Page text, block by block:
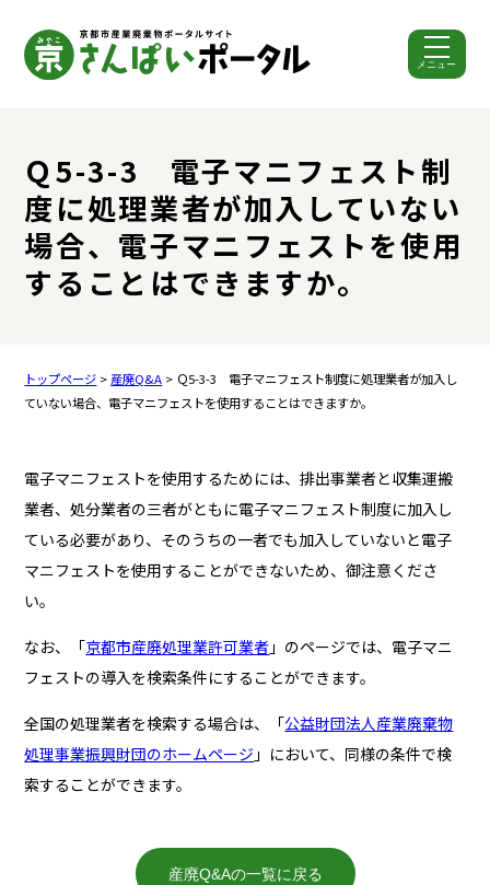
メニュー
Ｑ5-3-3 電子マニフェスト制
度に処理業者が加入していない
場合、電子マニフェストを使用
することはできますか。
トップページ > 産廃Q&A > Ｑ5-3-3 電子マニフェスト制度に処理業者が加入し
ていない場合、電子マニフェストを使用することはできますか。
電子マニフェストを使用するためには、排出事業者と収集運搬
業者、処分業者の三者がともに電子マニフェスト制度に加入し
ている必要があり、そのうちの一者でも加入していないと電子
マニフェストを使用することができないため、御注意くださ
い。
なお、「京都市産廃処理業許可業者 」のページでは、電子マニ
フェストの導入を検索条件にすることができます。
全国の処理業者を検索する場合は、「公益財団法人産業廃棄物
処理事業振興財団のホームページ 」において、同様の条件で検
索することができます。
産廃Q&Aの一覧に戻る